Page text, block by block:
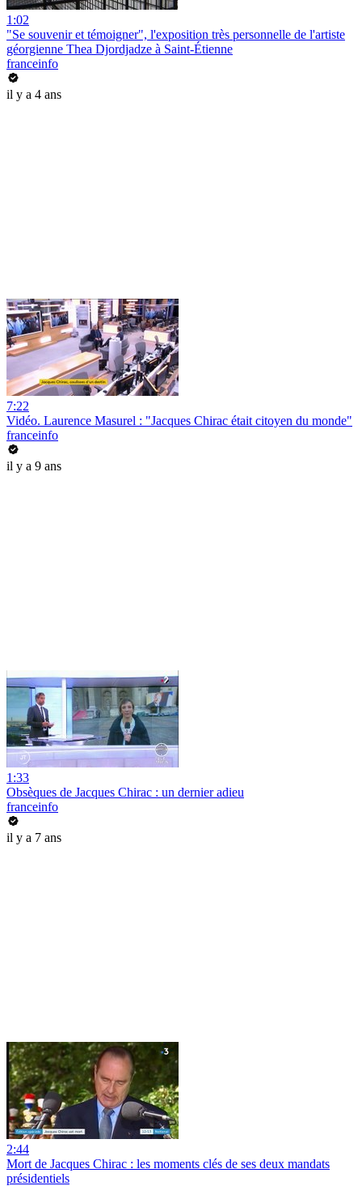
1:02
"Se souvenir et témoigner", l'exposition très personnelle de l'artiste
géorgienne Thea Djordjadze à Saint-Étienne
franceinfo
il y a 4 ans
7:22
Vidéo. Laurence Masurel : "Jacques Chirac était citoyen du monde"
franceinfo
il y a 9 ans
1:33
Obsèques de Jacques Chirac : un dernier adieu
franceinfo
il y a 7 ans
2:44
Mort de Jacques Chirac : les moments clés de ses deux mandats
présidentiels